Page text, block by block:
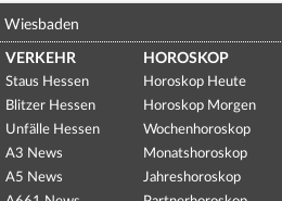
Wiesbaden
VERKEHR
Staus Hessen
Blitzer Hessen
Unfälle Hessen
A3 News
A5 News
HOROSKOP
Horoskop Heute
Horoskop Morgen
Wochenhoroskop
Monatshoroskop
Jahreshoroskop